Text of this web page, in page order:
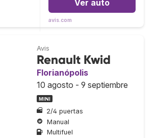
Ver auto
avis.com
Avis
Renault Kwid
Florianópolis
10 agosto - 9 septiembre
MINI
2/4 puertas
Manual
Multifuel